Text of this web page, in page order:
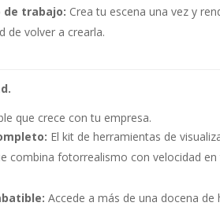
de trabajo: Crea tu escena una vez y
de volver a crearla.
que crece con tu empresa.
El kit de herramientas de
combina fotorrealismo con velocidad
Accede a más de una docena de